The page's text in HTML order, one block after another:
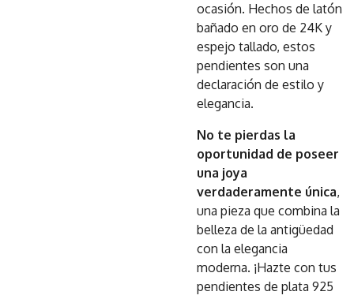
ocasión. Hechos de latón
bañado en oro de 24K y
espejo tallado, estos
pendientes son una
declaración de estilo y
elegancia.
No te pierdas la
oportunidad de poseer
una joya
verdaderamente única,
una pieza que combina la
belleza de la antigüedad
con la elegancia
moderna. ¡Hazte con tus
pendientes de plata 925